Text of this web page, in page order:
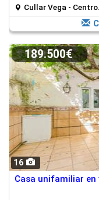
Cullar Vega - Centro.
16
189.500€
Casa unifamiliar en